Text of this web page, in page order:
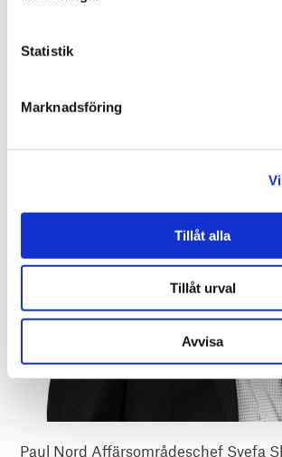
Statistik
Marknadsföring
Tillåt alla
Tillåt urval
Avvisa
Paul Nord Affärsområdeschef Svefa